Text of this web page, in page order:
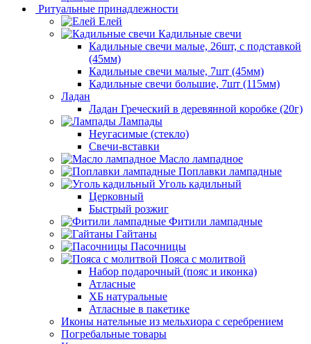
Ритуальные принадлежности
Елей
Кадильные свечи
Кадильные свечи малые, 26шт, с подставкой
(45мм)
Кадильные свечи малые, 7шт (45мм)
Кадильные свечи большие, 7шт (115мм)
Ладан
Ладан Греческий в деревянной коробке (20г)
Лампады
Неугасимые (стекло)
Свечи-вставки
Масло лампадное
Поплавки лампадные
Уголь кадильный
Церковный
Быстрый розжиг
Фитили лампадные
Гайтаны
Пасочницы
Пояса с молитвой
Набор подарочный (пояс и иконка)
Атласные
ХБ натуральные
Атласные в пакетике
Иконы нательные из мельхиора с серебрением
Погребальные товары